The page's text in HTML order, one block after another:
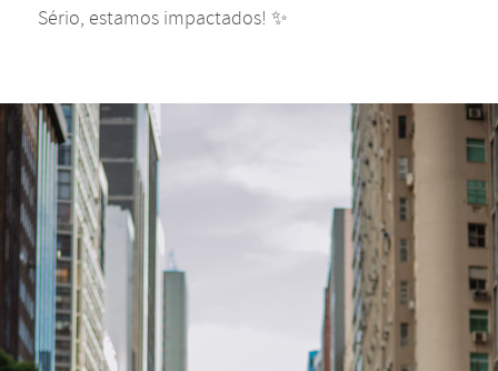
Sério, estamos impactados! ✨